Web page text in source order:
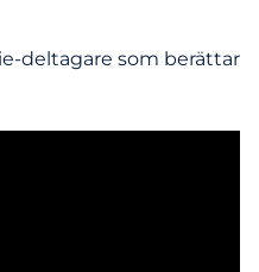
deltagare som berättar